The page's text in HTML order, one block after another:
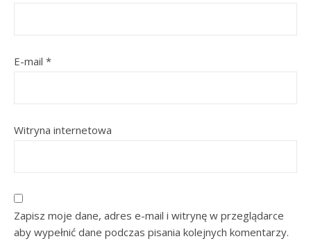
E-mail *
Witryna internetowa
Zapisz moje dane, adres e-mail i witrynę w przeglądarce
aby wypełnić dane podczas pisania kolejnych komentarzy.